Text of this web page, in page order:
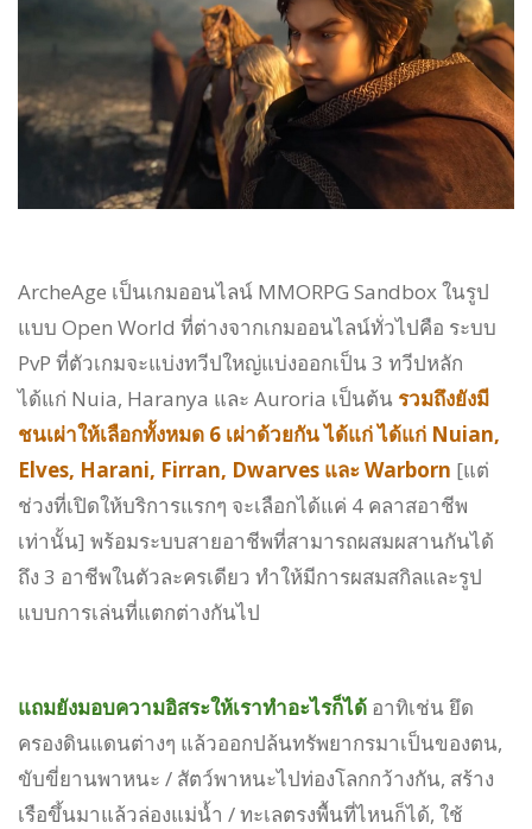
ArcheAge เป็นเกมออนไลน์ MMORPG Sandbox ในรูป
แบบ Open World ที่ต่างจากเกมออนไลน์ทั่วไปคือ ระบบ
PvP ที่ตัวเกมจะแบ่งทวีปใหญ่แบ่งออกเป็น 3 ทวีปหลัก
ได้แก่ Nuia, Haranya และ Auroria เป็นต้น รวมถึงยังมี
ชนเผ่าให้เลือกทั้งหมด 6 เผ่าด้วยกัน ได้แก่ ได้แก่ Nuian,
Elves, Harani, Firran, Dwarves และ Warborn [แต่
ช่วงที่เปิดให้บริการแรกๆ จะเลือกได้แค่ 4 คลาสอาชีพ
เท่านั้น] พร้อมระบบสายอาชีพที่สามารถผสมผสานกันได้
ถึง 3 อาชีพในตัวละครเดียว ทำให้มีการผสมสกิลและรูป
แบบการเล่นที่แตกต่างกันไป
แถมยังมอบความอิสระให้เราทำอะไรก็ได้ อาทิเช่น ยึด
ครองดินแดนต่างๆ แล้วออกปล้นทรัพยากรมาเป็นของตน,
ขับขี่ยานพาหนะ / สัตว์พาหนะไปท่องโลกกว้างกัน, สร้าง
เรือขึ้นมาแล้วล่องแม่น้ำ / ทะเลตรงพื้นที่ไหนก็ได้, ใช้